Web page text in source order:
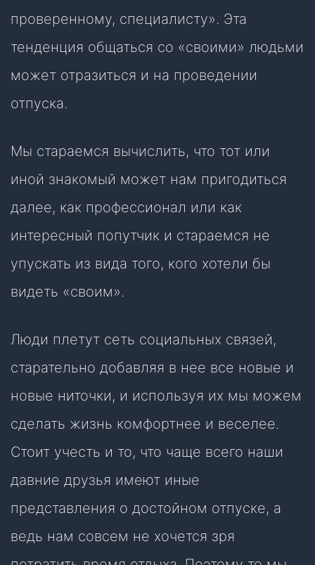
проверенному, специалисту». Эта
тенденция общаться со «своими» людьми
может отразиться и на проведении
отпуска.
Мы стараемся вычислить, что тот или
иной знакомый может нам пригодиться
далее, как профессионал или как
интересный попутчик и стараемся не
упускать из вида того, кого хотели бы
видеть «своим».
Люди плетут сеть социальных связей,
старательно добавляя в нее все новые и
новые ниточки, и используя их мы можем
сделать жизнь комфортнее и веселее.
Стоит учесть и то, что чаще всего наши
давние друзья имеют иные
представления о достойном отпуске, а
ведь нам совсем не хочется зря